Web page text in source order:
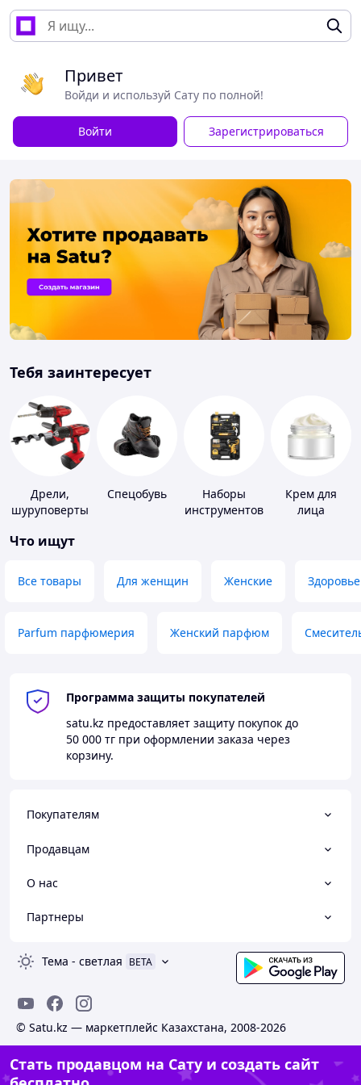
Привет
Войди и используй Сату по полной!
Войти Зарегистрироваться
Тебя заинтересует
Дрели,
шуруповерты
Спецобувь
Наборы
инструментов
Крем для
лица
Что ищут
Все товары Для женщин Женские Здоровье
Parfum парфюмерия Женский парфюм
Программа защиты покупателей
satu.kz предоставляет защиту покупок до
50 000 тг при оформлении заказа через
корзину.
Покупателям
Продавцам
О нас
Партнеры
Тема - светлая BETA
© Satu.kz — маркетплейс Казахстана, 2008-2026
Стать продавцом на Сату и создать сайт